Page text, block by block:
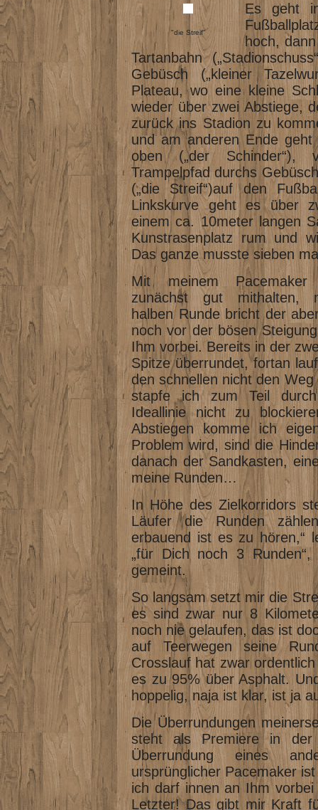
"die Streif"
Es geht
hoch,
Tartanbahn
Gebüsch („kleiner
Plateau, wo eine kleine
wieder über zwei Abstiege,
zurück ins Stadion zu
und am anderen Ende
oben („der Schinder“),
Trampelpfad durchs
(„die Streif“)auf den
Linkskurve geht es über
einem ca. 10meter langen
Kunstrasenplatz rum und
Das ganze musste sieben
Mit meinem
zunächst gut mithalten,
halben Runde bricht der
noch vor der bösen
Ihm vorbei. Bereits in der
Spitze überrundet, fortan
den schnellen nicht den
stapfe ich zum Teil
Ideallinie nicht zu
Abstiegen komme ich
Problem wird, sind die
danach der Sandkasten,
meine Runden…
In Höhe des Zielkorridors
Läufer die Runden
erbauend ist es zu hören,“
„für Dich noch 3
gemeint.
So langsam setzt mir die
es sind zwar nur 8
noch nie gelaufen, das ist
auf Teerwegen seine
Crosslauf hat zwar
es zu 95% über Asphalt.
hoppelig, naja ist klar, ist ja
Die Überrundungen
steht als Premiere in der
Überrundung eines
ursprünglicher Pacemaker
ich darf innen an Ihm
Letzter! Das gibt mir Kraft